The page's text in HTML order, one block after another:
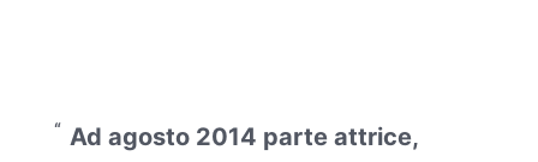
Ad agosto 2014 parte attrice,